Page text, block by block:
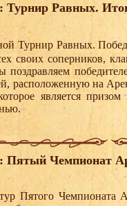
: Турнир Равных.
Турнир Равных.
своих соперников,
расположенную на
является
: Пятый Чемпионат
Пятого Чемпионата